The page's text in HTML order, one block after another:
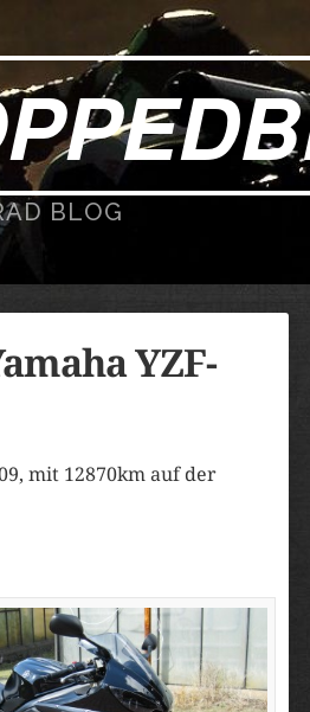
BLOG
YZF-
mit 12870km auf der